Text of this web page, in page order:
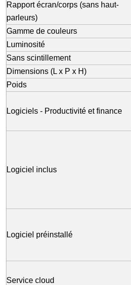
Rapport écran/corps (sans haut-
parleurs)
Gamme de couleurs
Luminosité
Sans scintillement
Dimensions (L x P x H)
Poids
Logiciels - Productivité et finance
Logiciel inclus
Logiciel préinstallé
Service cloud